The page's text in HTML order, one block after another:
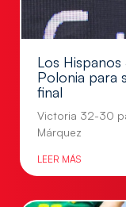
Los
Polonia para
final
Victoria 32-30
Márquez
LEER MÁS